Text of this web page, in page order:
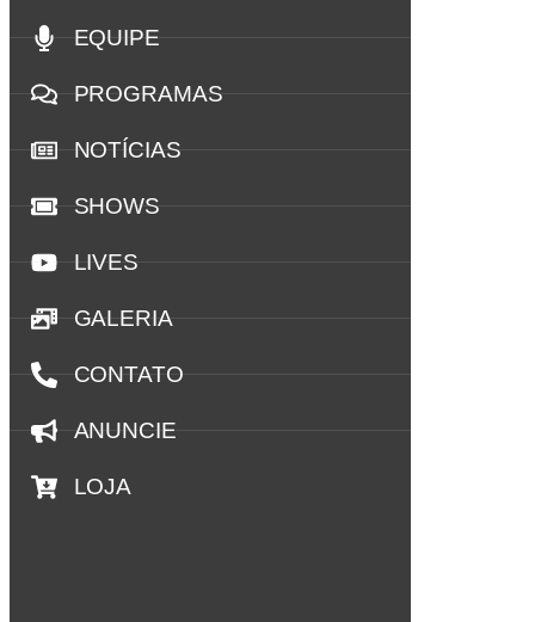
EQUIPE
PROGRAMAS
NOTÍCIAS
SHOWS
LIVES
GALERIA
CONTATO
ANUNCIE
LOJA